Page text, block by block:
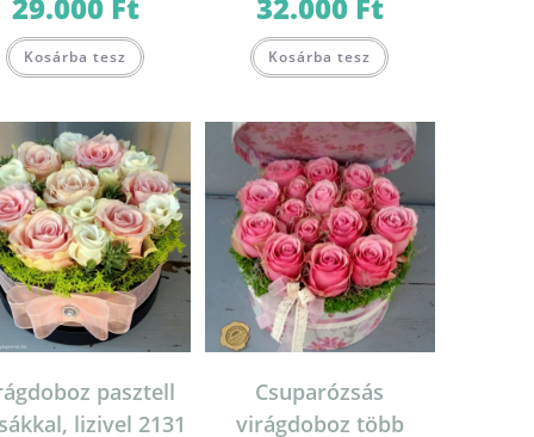
29.000 Ft16.000 Ft
29.000 Ft
Kosárba tesz a
van.
A
változatok
a
termékoldalon
választhatók
ki
32.000 Ft16.000 Ft
32.000 Ft
Kosárba tesz a
van.
A
változatok
a
termékoldalon
választhatók
ki
pasztell
lizivel 2131
Csuparózsás
virágdoboz több